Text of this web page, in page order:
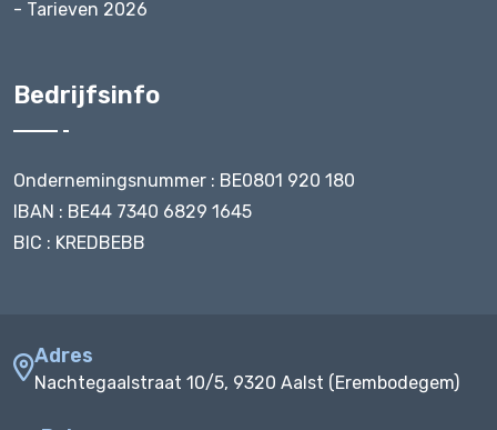
- Tarieven 2026
Bedrijfsinfo
Ondernemingsnummer : BE0801 920 180
IBAN : BE44 7340 6829 1645
BIC : KREDBEBB
Adres
Nachtegaalstraat 10/5, 9320 Aalst (Erembodegem)